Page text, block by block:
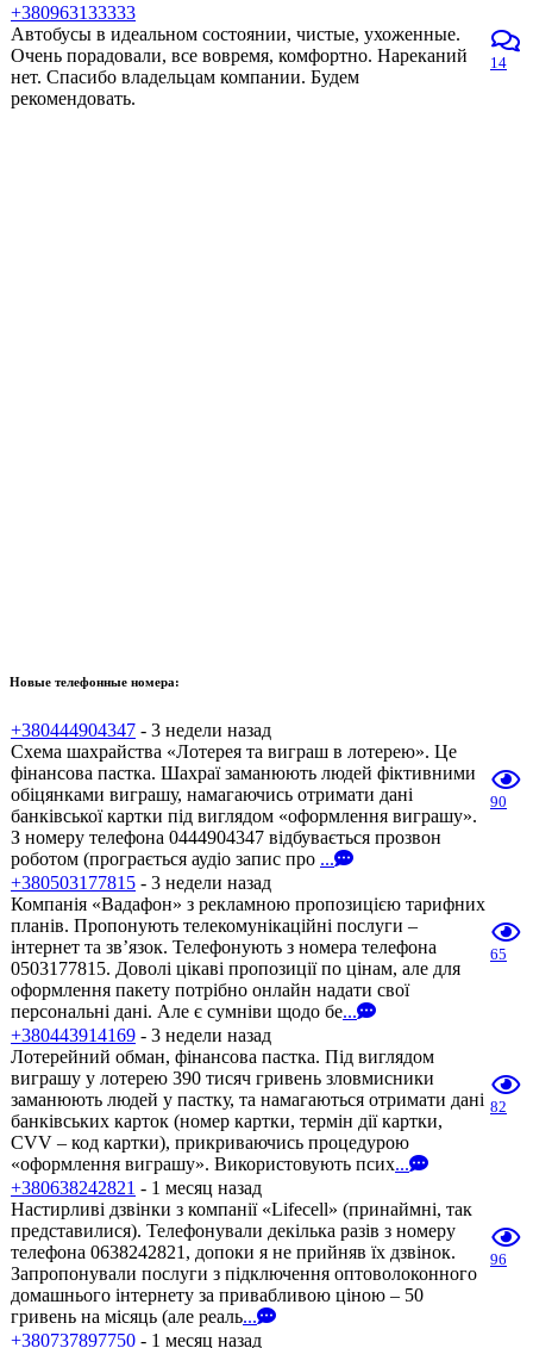
+380963133333
Автобусы в идеальном состоянии, чистые, ухоженные.
Очень порадовали, все вовремя, комфортно. Нареканий
нет. Спасибо владельцам компании. Будем
рекомендовать.
14
Новые телефонные номера:
+380444904347 - 3 недели назад
Схема шахрайства «Лотерея та виграш в лотерею». Це
фінансова пастка. Шахраї заманюють людей фіктивними
обіцянками виграшу, намагаючись отримати дані
банківської картки під виглядом «оформлення виграшу».
З номеру телефона 0444904347 відбувається прозвон
роботом (програється аудіо запис про ...
90
+380503177815 - 3 недели назад
Компанія «Вадафон» з рекламною пропозицією тарифних
планів. Пропонують телекомунікаційні послуги –
інтернет та зв’язок. Телефонують з номера телефона
0503177815. Доволі цікаві пропозиції по цінам, але для
оформлення пакету потрібно онлайн надати свої
персональні дані. Але є сумніви щодо бе...
65
+380443914169 - 3 недели назад
Лотерейний обман, фінансова пастка. Під виглядом
виграшу у лотерею 390 тисяч гривень зловмисники
заманюють людей у пастку, та намагаються отримати дані
банківських карток (номер картки, термін дії картки,
CVV – код картки), прикриваючись процедурою
«оформлення виграшу». Використовують псих...
82
+380638242821 - 1 месяц назад
Настирливі дзвінки з компанії «Lifecell» (принаймні, так
представилися). Телефонували декілька разів з номеру
телефона 0638242821, допоки я не прийняв їх дзвінок.
Запропонували послуги з підключення оптоволоконного
домашнього інтернету за привабливою ціною – 50
гривень на місяць (але реаль...
96
+380737897750 - 1 месяц назад